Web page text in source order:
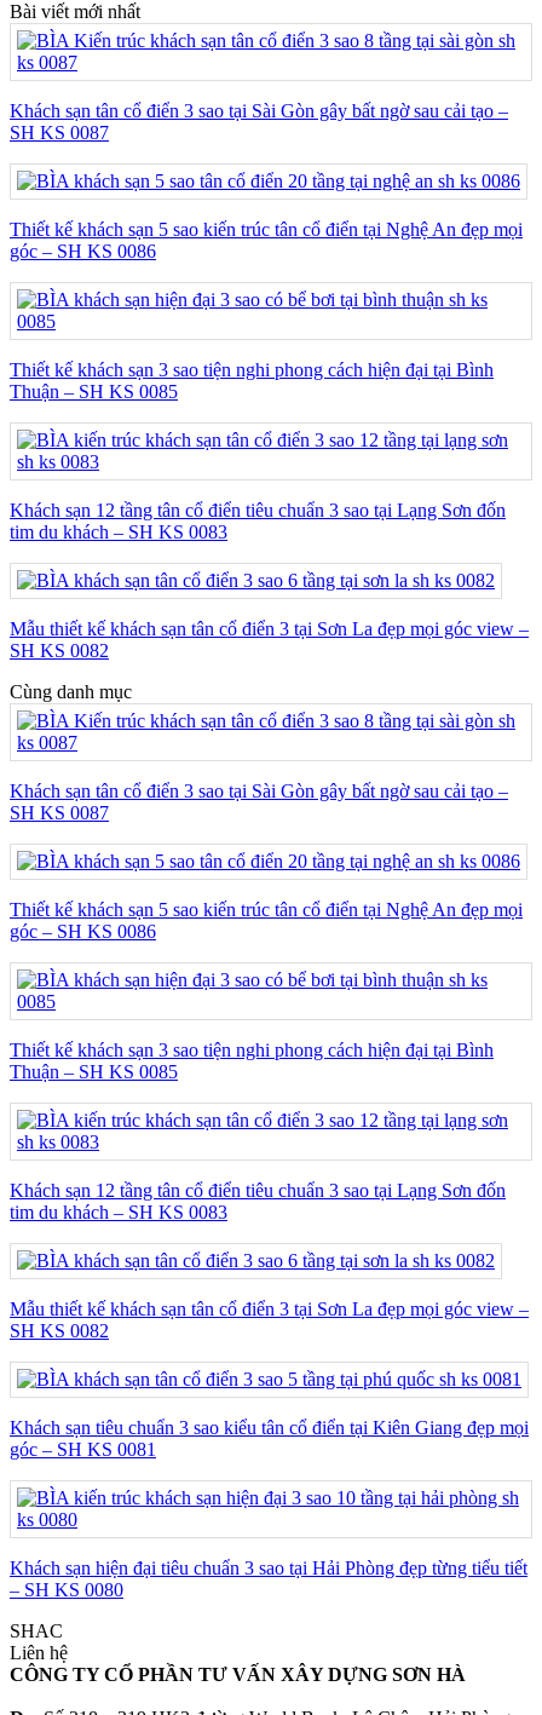
Bài viết mới nhất
Khách sạn tân cổ điển 3 sao tại Sài Gòn gây bất ngờ sau cải tạo –
SH KS 0087
Thiết kế khách sạn 5 sao kiến trúc tân cổ điển tại Nghệ An đẹp mọi
góc – SH KS 0086
Thiết kế khách sạn 3 sao tiện nghi phong cách hiện đại tại Bình
Thuận – SH KS 0085
Khách sạn 12 tầng tân cổ điển tiêu chuẩn 3 sao tại Lạng Sơn đốn
tim du khách – SH KS 0083
Mẫu thiết kế khách sạn tân cổ điển 3 tại Sơn La đẹp mọi góc view –
SH KS 0082
Cùng danh mục
Khách sạn tân cổ điển 3 sao tại Sài Gòn gây bất ngờ sau cải tạo –
SH KS 0087
Thiết kế khách sạn 5 sao kiến trúc tân cổ điển tại Nghệ An đẹp mọi
góc – SH KS 0086
Thiết kế khách sạn 3 sao tiện nghi phong cách hiện đại tại Bình
Thuận – SH KS 0085
Khách sạn 12 tầng tân cổ điển tiêu chuẩn 3 sao tại Lạng Sơn đốn
tim du khách – SH KS 0083
Mẫu thiết kế khách sạn tân cổ điển 3 tại Sơn La đẹp mọi góc view –
SH KS 0082
Khách sạn tiêu chuẩn 3 sao kiểu tân cổ điển tại Kiên Giang đẹp mọi
góc – SH KS 0081
Khách sạn hiện đại tiêu chuẩn 3 sao tại Hải Phòng đẹp từng tiểu tiết
– SH KS 0080
SHAC
Liên hệ
CÔNG TY CỔ PHẦN TƯ VẤN XÂY DỰNG SƠN HÀ